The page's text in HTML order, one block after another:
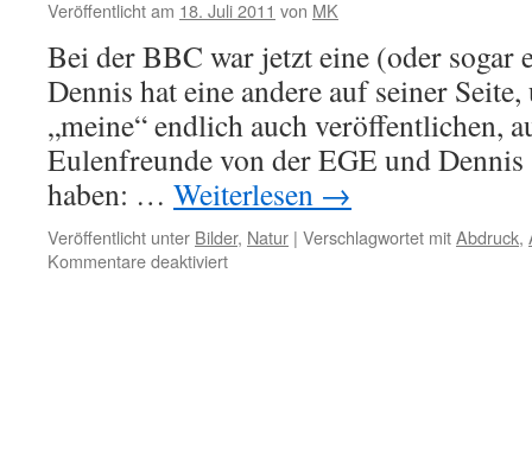
Veröffentlicht am 18. Juli 2011 von MK
Bei der BBC war jetzt eine (oder sogar
Dennis hat eine andere auf seiner
„meine“ endlich auch veröffentlichen,
Eulenfreunde von der EGE und
haben: … Weiterlesen →
Veröffentlicht unter Bilder, Natur | Verschlagwortet mitAbdruck,
Kommentare deaktiviertfür